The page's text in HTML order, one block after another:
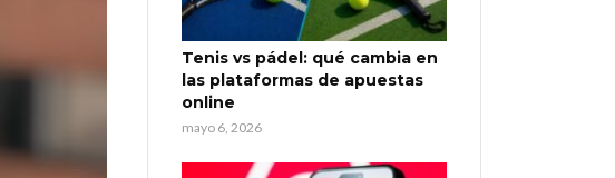
Tenis vs pádel: qué cambia en
las plataformas de apuestas
online
mayo 6, 2026